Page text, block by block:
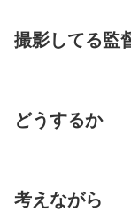
撮影してる監
どうするか
考えながら